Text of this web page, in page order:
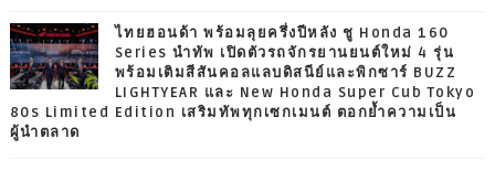
ไทยฮอนด้า พร้อมลุยครึ่งปีหลัง ชู Honda 160
Series นำทัพ เปิดตัวรถจักรยานยนต์ใหม่ 4 รุ่น
พร้อมเติมสีสันคอลแลบดิสนีย์และพิกซาร์ BUZZ
LIGHTYEAR และ New Honda Super Cub Tokyo
80s Limited Edition เสริมทัพทุกเซกเมนต์ ตอกย้ำความเป็น
ผู้นำตลาด